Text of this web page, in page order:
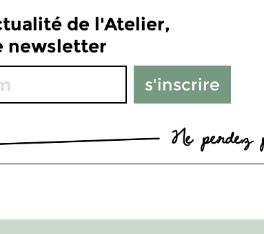
de l'Atelier,
newsletter
s'inscrire
Ne